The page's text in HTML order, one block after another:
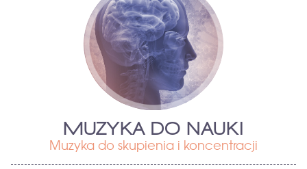
MUZYKA DO NAUKI
Muzyka do skupienia i koncentracji